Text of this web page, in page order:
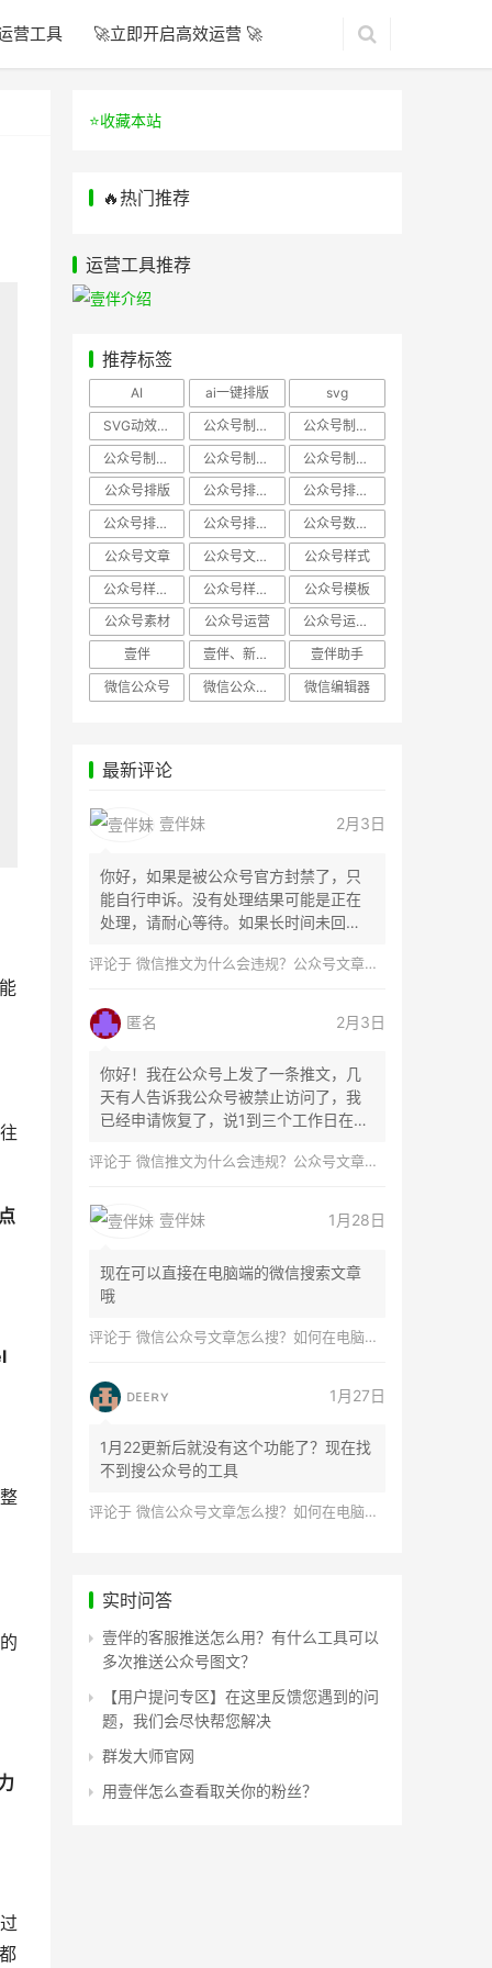
营工具 🚀立即开启高效运营 🚀
的
⭐️收藏本站
🔥热门推荐
运营工具推荐
推荐标签
AI ai一键排版
svg
SVG动效样式
公众号制作、公众号排版
公众号制作、公众号模板
公众号制作、微信编辑器
公众号制作，公众号排版
公众号制作，公众号排版、微信编辑器
公众号排版
公众号排版，公众号模板
公众号排版，公众号素材
公众号排版，微信编辑器
公众号排版，排版样式
公众号数据分析
公众号文章
公众号文章、公众号运营
公众号样式
公众号样式，微信公众号排版
公众号样式，微信编辑器
公众号模板
公众号素材
公众号运营
公众号运营，公众号编辑器
壹伴
壹伴、新媒体运营
壹伴助手
微信公众号
微信公众号，样式模板、公众号样式 微信编辑器
最新评论
壹伴妹 2月3日
你好，如果是被公众号官方封禁了，只
能自行申诉。没有处理结果可能是正在
处理，请耐心等待。如果长时间未回
评论于 微信推文为什么会违规？公众号文章怎么检测是否违规？
匿名 2月3日
你好！我在公众号上发了一条推文，几
天有人告诉我公众号被禁止访问了，我
已经申请恢复了，说1到三个工作日在微
评论于 微信推文为什么会违规？公众号文章怎么检测是否违规？
壹伴妹 1月28日
现在可以直接在电脑端的微信搜索文章
哦
评论于 微信公众号文章怎么搜？如何在电脑上搜索公众号文章？
ᴅᴇᴇʀʏ 1月27日
1月22更新后就没有这个功能了？现在找
不到搜公众号的工具
评论于 微信公众号文章怎么搜？如何在电脑上搜索公众号文章？
实时问答
壹伴的客服推送怎么用？有什么工具可以
多次推送公众号图文？
【用户提问专区】在这里反馈您遇到的问
题，我们会尽快帮您解决
群发大师官网
用壹伴怎么查看取关你的粉丝？